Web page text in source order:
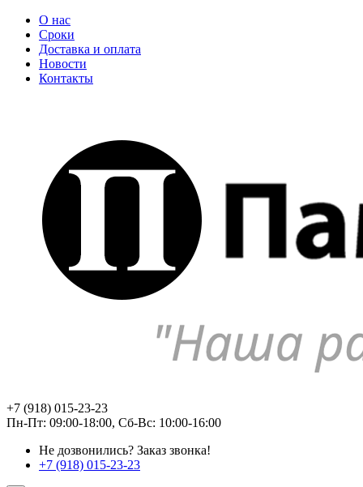
О нас
Сроки
Доставка и оплата
Новости
Контакты
+7 (918) 015-23-23
Пн-Пт: 09:00-18:00, Сб-Вс: 10:00-16:00
Не дозвонились? Заказ звонка!
+7 (918) 015-23-23